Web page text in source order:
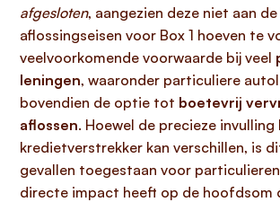
afgesloten, aangezien deze niet aan
aflossingseisen voor Box 1 hoeven te
veelvoorkomende voorwaarde bij veel
leningen, waaronder particuliere
bovendien de optie tot boetevrij
aflossen. Hoewel de precieze invulling
kredietverstrekker kan verschillen, is
gevallen toegestaan voor
directe impact heeft op de hoofdsom